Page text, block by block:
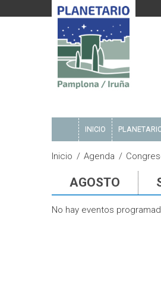
INICIO
Inicio Agenda
AGOSTO
No hay eventos